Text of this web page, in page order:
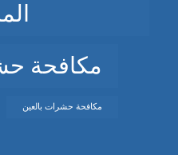
مكافحة
مكافحة حشرات بالعين